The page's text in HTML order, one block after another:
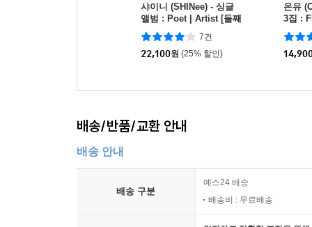
샤이니 (SHINee) - 싱글
앨범 : Poet | Artist [둘째
Ver.]
7건
22,100원 (25% 할인)
온유
3집 :
r.][3
배송/반품/교환 안내
배송 안내
배송 구분
예스24 배송
배송비 : 무료배송